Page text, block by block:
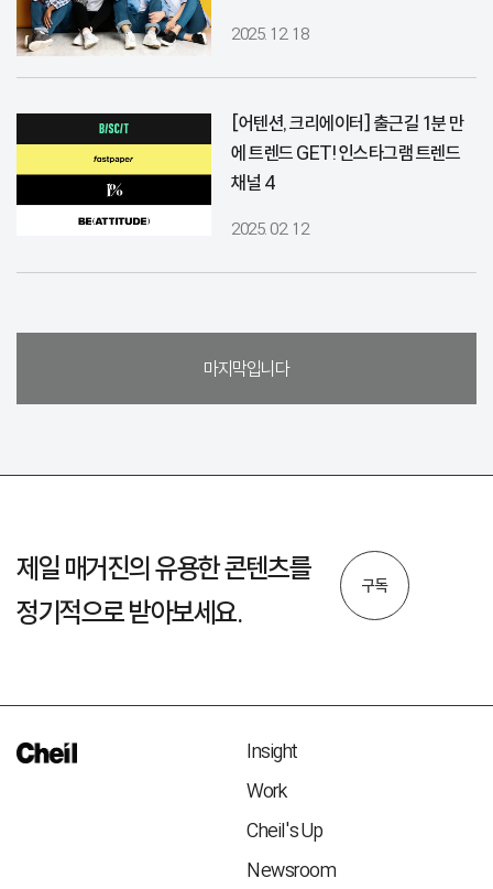
2025. 12. 18
[어텐션, 크리에이터] 출근길 1분 만
에 트렌드 GET! 인스타그램 트렌드
채널 4
2025. 02. 12
마지막입니다
제일 매거진의 유용한 콘텐츠를
정기적으로 받아보세요.
구독
Insight
Work
Cheil's Up
Newsroom